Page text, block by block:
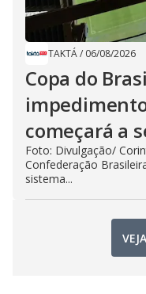
TAKTÁ/ 06/08/2026
Copa do
começará a
Foto: Divulgação/
Confederação
sistema...